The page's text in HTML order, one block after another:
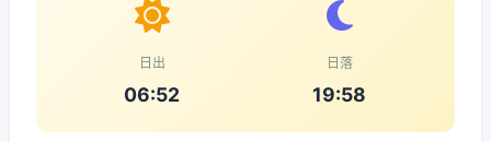
日出
06:52
日落
19:58